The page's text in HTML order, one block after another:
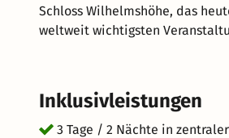
Schloss Wilhelmshöhe, das
weltweit wichtigsten
Kunstbegeisterte aus aller
den Brüdern Grimm
und die Geschichte der Märchen.
Inklusivleistungen
3 Tage / 2 Nächte in